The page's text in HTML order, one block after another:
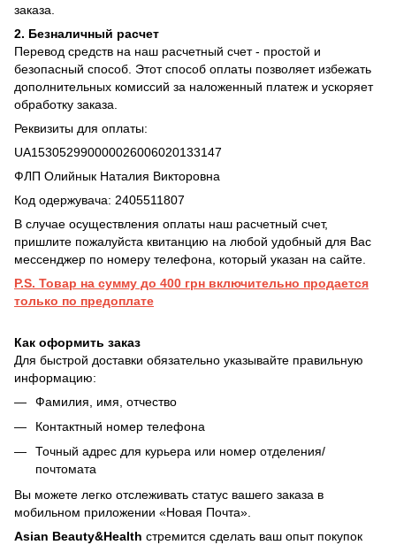
заказа.
2. Безналичный расчет
Перевод средств на наш расчетный счет - простой и
безопасный способ. Этот способ оплаты позволяет избежать
дополнительных комиссий за наложенный платеж и ускоряет
обработку заказа.
Реквизиты для оплаты:
UA153052990000026006020133147
ФЛП Олийнык Наталия Викторовна
Код одержувача: 2405511807
В случае осуществления оплаты наш расчетный счет,
пришлите пожалуйста квитанцию на любой удобный для Вас
мессенджер по номеру телефона, который указан на сайте.
P.S. Товар на сумму до 400 грн включительно продается
только по предоплате
Как оформить заказ
Для быстрой доставки обязательно указывайте правильную
информацию:
Фамилия, имя, отчество
Контактный номер телефона
Точный адрес для курьера или номер отделения/
почтомата
Вы можете легко отслеживать статус вашего заказа в
мобильном приложении «Новая Почта».
Asian Beauty&Health стремится сделать ваш опыт покупок